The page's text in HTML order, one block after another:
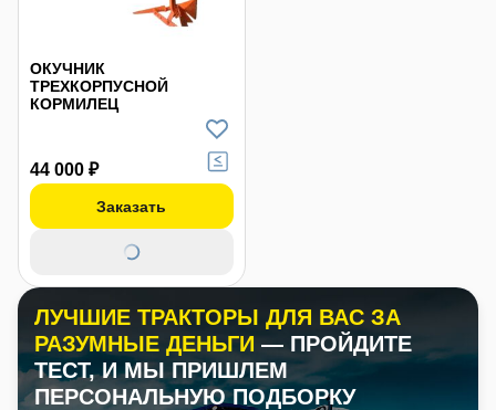
ОКУЧНИК
ТРЕХКОРПУСНОЙ
КОРМИЛЕЦ
44 000 ₽
Заказать
ЛУЧШИЕ ТРАКТОРЫ ДЛЯ ВАС ЗА
РАЗУМНЫЕ ДЕНЬГИ — ПРОЙДИТЕ
ТЕСТ, И МЫ ПРИШЛЕМ
ПЕРСОНАЛЬНУЮ ПОДБОРКУ